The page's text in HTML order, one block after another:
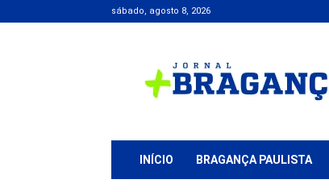
sábado, agosto 8, 2026
+
Bragança
INÍCIO BRAGANÇA PAULISTA